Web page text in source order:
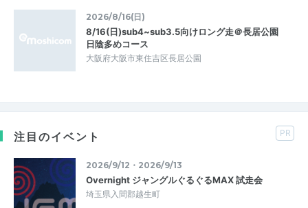
2026/8/16(日)
8/16(日)sub4~sub3.5向けロング走＠長居公園
日陰多めコース
大阪府大阪市東住吉区長居公園
注目のイベント PR
2026/9/12・2026/9/13
Overnight ジャングルぐるぐるMAX 試走会
埼玉県入間郡越生町